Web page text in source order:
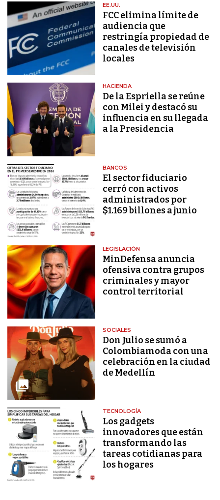
EE.UU.
FCC elimina límite de
audiencia que
restringía propiedad de
canales de televisión
locales
HACIENDA
De la Espriella se reúne
con Milei y destacó su
influencia en su llegada
a la Presidencia
BANCOS
El sector fiduciario
cerró con activos
administrados por
$1.169 billones a junio
LEGISLACIÓN
MinDefensa anuncia
ofensiva contra grupos
criminales y mayor
control territorial
SOCIALES
Don Julio se sumó a
Colombiamoda con una
celebración en la ciudad
de Medellín
TECNOLOGÍA
Los gadgets
innovadores que están
transformando las
tareas cotidianas para
los hogares